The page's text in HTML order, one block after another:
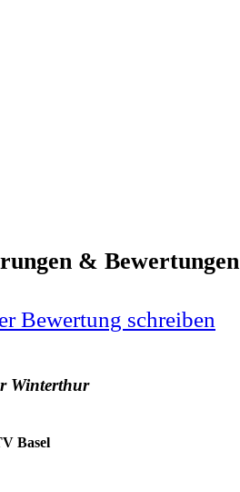
&
Bewertung schreiben
Winterthur
Basel